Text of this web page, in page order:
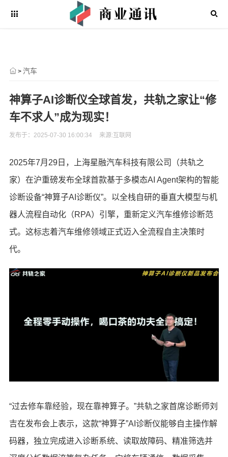
> 汽车
神算子AI诊断仪全球首发，共轨之家让“修
车不求人”成为现实！
发布于：2025-07-30 16:00:34 来源:互联网
2025年7月29日，上海星融汽车科技有限公司（共轨之
家）在沪重磅发布全球首款基于多模态AI Agent架构的智能
诊断设备“神算子AI诊断仪”。以全栈自研的垂直大模型与机
器人流程自动化（RPA）引擎，重新定义汽车维修诊断范
式。这标志着汽车维修领域正式迈入全流程自主决策时
代。
“过去修车靠经验，现在靠神算子。”共轨之家首席诊断师刘
吉在发布会上表示，这款“神算子”AI诊断仪能够自主操作解
码器，独立完成进入诊断系统、读取故障码、精准筛选并